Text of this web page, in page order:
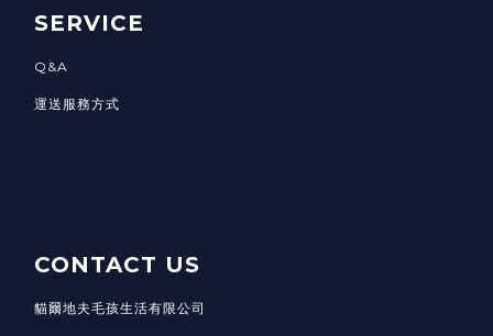
SERVICE
Q&A
運送服務方式
CONTACT US
貓爾地夫毛孩生活有限公司